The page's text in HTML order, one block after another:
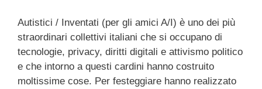
Autistici / Inventati (per gli amici A/I) è uno dei più
straordinari collettivi italiani che si occupano di
tecnologie, privacy, diritti digitali e attivismo politico
e che intorno a questi cardini hanno costruito
moltissime cose. Per festeggiare hanno realizzato